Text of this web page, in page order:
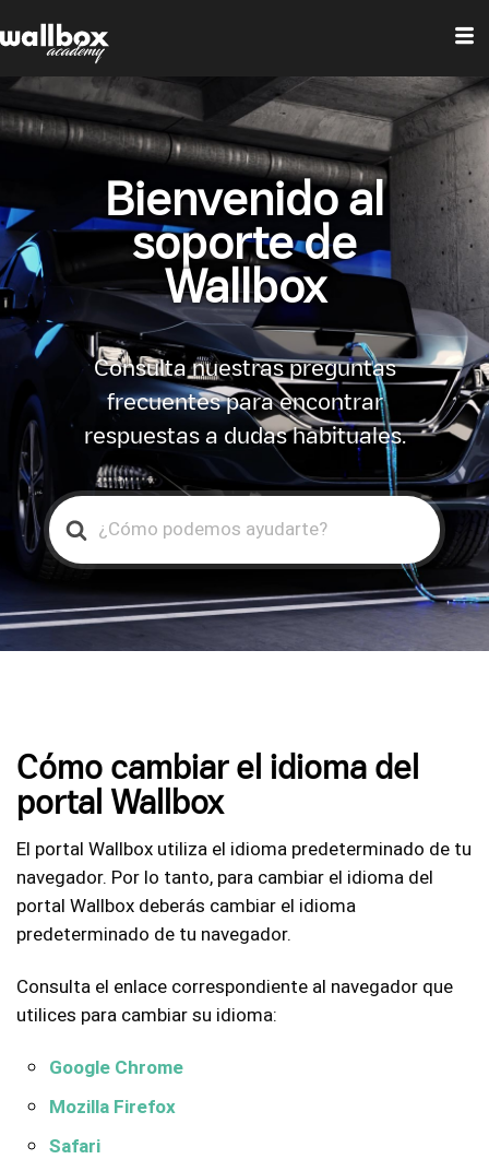
Bienvenido al
soporte de
Wallbox
Consulta nuestras preguntas
frecuentes para encontrar
respuestas a dudas habituales.
Search
For
Cómo cambiar el idioma del
portal Wallbox
El portal Wallbox utiliza el idioma predeterminado de tu
navegador. Por lo tanto, para cambiar el idioma del
portal Wallbox deberás cambiar el idioma
predeterminado de tu navegador.
Consulta el enlace correspondiente al navegador que
utilices para cambiar su idioma:
Google Chrome
Mozilla Firefox
Safari